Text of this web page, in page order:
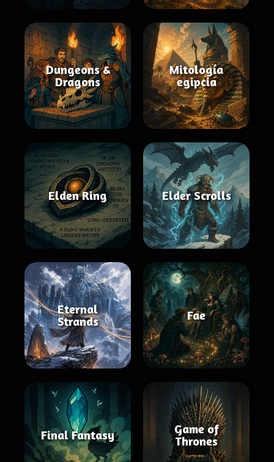
Dungeons &
Dragons
Mitología
egipcia
Elden Ring Elder Scrolls
Eternal
Strands
Fae
Final Fantasy
Game of
Thrones